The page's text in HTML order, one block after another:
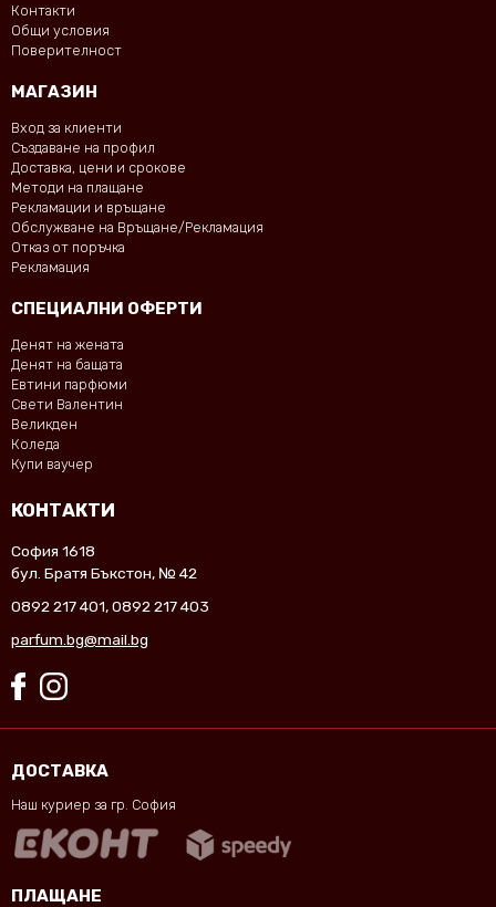
Контакти
Общи условия
Поверителност
МАГАЗИН
Вход за клиенти
Създаване на профил
Доставка, цени и срокове
Методи на плащане
Рекламации и връщане
Обслужване на Връщане/Рекламация
Отказ от поръчка
Рекламация
СПЕЦИАЛНИ ОФЕРТИ
Денят на жената
Денят на бащата
Евтини парфюми
Свети Валентин
Великден
Коледа
Купи ваучер
КОНТАКТИ
София 1618
бул. Братя Бъкстон, № 42
0892 217 401,0892 217 403
parfum.bg@mail.bg
ДОСТАВКА
Наш куриер за гр. София
ПЛАЩАНЕ